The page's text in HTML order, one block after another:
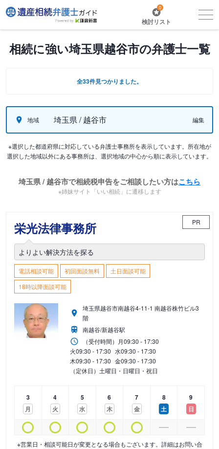
0
検討リスト
相続に強い埼玉県越谷市の弁護士一覧
全33件見つかりました。
地域 埼玉県 / 越谷市 編集
※選択した都道府県に対応している弁護士事務所を表示しています。所在地が
選択した地域以外にある事務所は、選択地域の中心から順に表示しています。
埼玉県 / 越谷市で相続税申告をご相談したい方はこちら
※姉妹サイト「いい相続」に遷移します
栄光法律事務所 PR
よりよい解決方法を探る
電話相談可能 初回面談無料
土日面談可能
18時以降面談可能
埼玉県越谷市南越谷4-11-1 南越谷株竹ビル3
階
南越谷/新越谷駅
（受付時間） 月09:30 - 17:30
火09:30 - 17:30 水09:30 - 17:30
木09:30 - 17:30 金09:30 - 17:30
（定休日）土曜日・日曜日・祝日
3
月
4
火
5
水
6
木
7
金
8
土
9
日
※営業日・相談可能日が変更となる場合もございます。詳細はお問い合